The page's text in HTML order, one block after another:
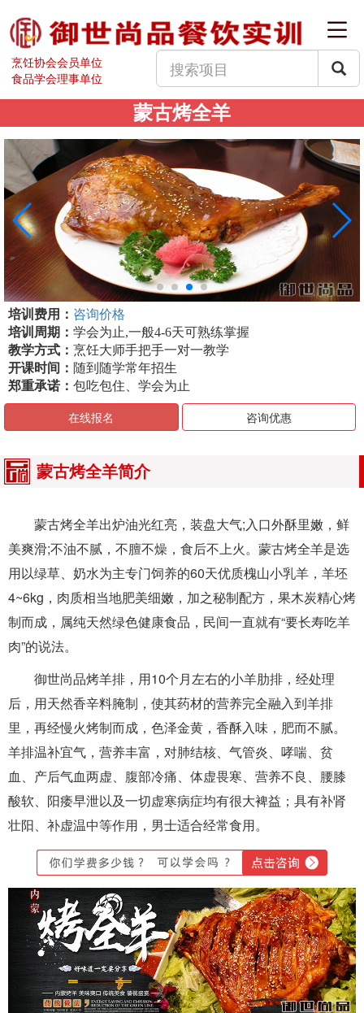
烹饪协会会员单位
食品学会理事单位
蒙古烤全羊
培训费用： 咨询价格
培训周期： 学会为止,一般4-6天可熟练掌握
教学方式： 烹饪大师手把手一对一教学
开课时间： 随到随学常年招生
郑重承诺： 包吃包住、学会为止
在线报名 咨询优惠
蒙古烤全羊简介
蒙古烤全羊出炉油光红亮，装盘大气;入口外酥里嫩，鲜
美爽滑;不油不腻，不膻不燥，食后不上火。蒙古烤全羊是选
用以绿草、奶水为主专门饲养的60天优质槐山小乳羊，羊坯
4~6kg，肉质相当地肥美细嫩，加之秘制配方，果木炭精心烤
制而成，属纯天然绿色健康食品，民间一直就有“要长寿吃羊
肉”的说法。
御世尚品烤羊排，用10个月左右的小羊肋排，经处理
后，用天然香辛料腌制，使其药材的营养完全融入到羊排
里，再经慢火烤制而成，色泽金黄，香酥入味，肥而不腻。
羊排温补宜气，营养丰富，对肺结核、气管炎、哮喘、贫
血、产后气血两虚、腹部冷痛、体虚畏寒、营养不良、腰膝
酸软、阳痿早泄以及一切虚寒病症均有很大裨益；具有补肾
壮阳、补虚温中等作用，男士适合经常食用。